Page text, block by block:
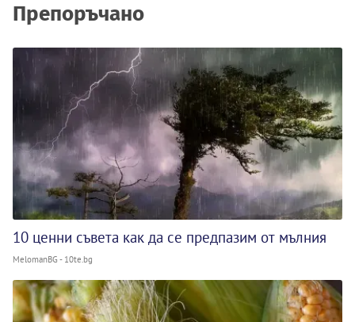
Препоръчано
10 ценни съвета как да се предпазим от мълния
MelomanBG - 10te.bg